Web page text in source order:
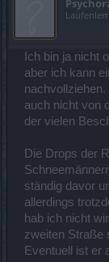
Ich bin ja nicht
aber ich kann
auch nicht von
der vielen
Die Drops der
ständig davor
allerdings
hab ich nicht
zweiten Straße
Eventuell ist er